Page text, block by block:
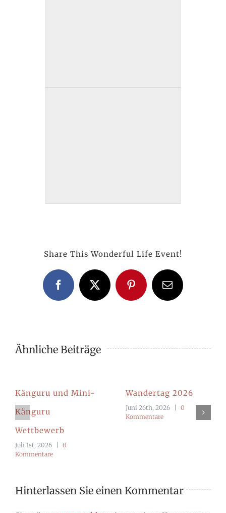
Share This Wonderful Life Event!
FacebookX PinterestE-
Mail
Ähnliche Beiträge
Känguru und Mini-
Känguru
Wettbewerb
Juli 1st, 2026
0
Kommentare
Wandertag 2026
Juni 26th, 2026
0
Kommentare
Hinterlassen Sie einen Kommentar